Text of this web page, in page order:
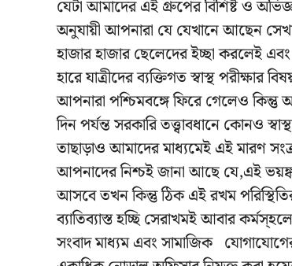
যেটা আমাদের এই গ্রুপের বিশিষ্ট ও
অনুযায়ী আপনারা যে যেখানে আছেন
হাজার হাজার ছেলেদের ইচ্ছা করলেই
হারে যাত্রীদের ব্যক্তিগত স্বাস্থ পরীক্ষার
আপনারা পশ্চিমবঙ্গে ফিরে গেলেও
দিন পর্যন্ত সরকারি তত্ত্বাবধানে কোনও
তাছাড়াও আমাদের মাধ্যমেই এই মারণ
আপনাদের নিশ্চই জানা আছে যে,এই
আসবে তখন কিন্তু ঠিক এই রখম
ব্যাতিব্যাস্ত হচ্ছি সেরাখমই আবার
সংবাদ মাধ্যম এবং সামাজিক